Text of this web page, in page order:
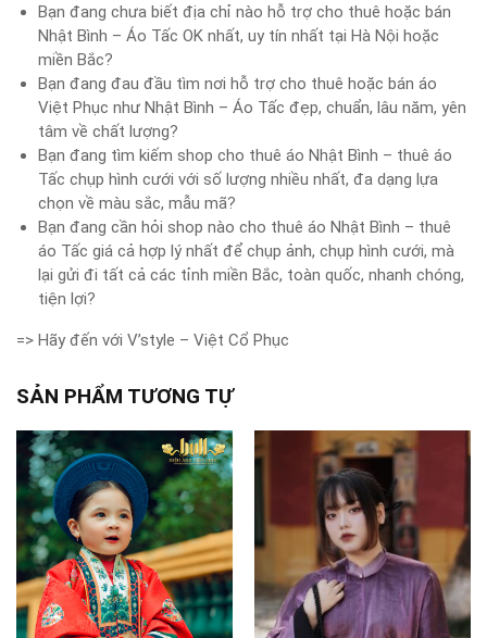
Bạn đang chưa biết địa chỉ nào hỗ trợ cho thuê hoặc bán
Nhật Bình – Áo Tấc OK nhất, uy tín nhất tại Hà Nội hoặc
miền Bắc?
Bạn đang đau đầu tìm nơi hỗ trợ cho thuê hoặc bán áo
Việt Phục như Nhật Bình – Áo Tấc đẹp, chuẩn, lâu năm, yên
tâm về chất lượng?
Bạn đang tìm kiếm shop cho thuê áo Nhật Bình – thuê áo
Tấc chụp hình cưới với số lượng nhiều nhất, đa dạng lựa
chọn về màu sắc, mẫu mã?
Bạn đang cần hỏi shop nào cho thuê áo Nhật Bình – thuê
áo Tấc giá cả hợp lý nhất để chụp ảnh, chụp hình cưới, mà
lại gửi đi tất cả các tỉnh miền Bắc, toàn quốc, nhanh chóng,
tiện lợi?
=> Hãy đến với V’style – Việt Cổ Phục
SẢN PHẨM TƯƠNG TỰ